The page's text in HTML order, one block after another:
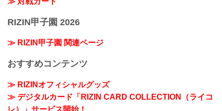
RIZIN甲子園 2026
≫ RIZIN甲子園 関連ページ
おすすめコンテンツ
≫ RIZINオフィシャルグッズ
≫ デジタルカード「RIZIN CARD COLLECTION（ライコ
レ）」サービス開始！